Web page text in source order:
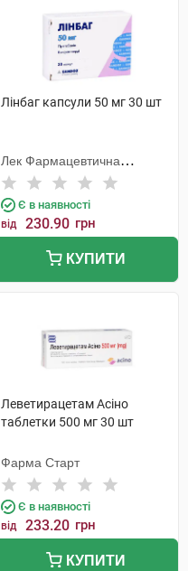
Лінбаг капсули 50 мг 30 шт
Лек Фармацевтична
компанія
Є в наявності
від 230.90 грн
КУПИТИ
Леветирацетам Асіно
таблетки 500 мг 30 шт
Фарма Старт
Є в наявності
від 233.20 грн
КУПИТИ